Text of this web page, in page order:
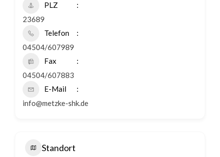
PLZ
23689
Telefon
04504/607989
Fax
04504/607883
E-Mail
info@metzke-shk.de
Standort